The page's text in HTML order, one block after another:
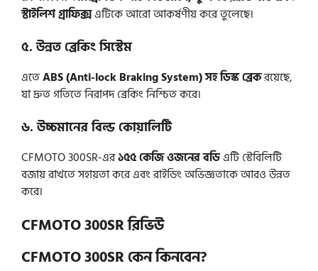
স্টাইলিশ গ্রাফিক্সএটিকে আরো আকর্ষণীয় করে তুলেছে।
৫. উন্নত ব্রেকিং সিস্টেম
এতেABS (Anti-lock Braking System) সহ ডিস্ক ব্রেকরয়েছে,
যা দ্রুত গতিতে নিরাপদ ব্রেকিং নিশ্চিত করে।
৬. উচ্চমানের বিল্ড কোয়ালিটি
CFMOTO 300SR-এর১৫৫ কেজি ওজনের বডিএটি স্টেবিলিটি
বজায় রাখতে সহায়তা করে এবং রাইডিং অভিজ্ঞতাকে আরও উন্নত
করে।
CFMOTO 300SRরিভিউ
CFMOTO 300SR কেন কিনবেন?